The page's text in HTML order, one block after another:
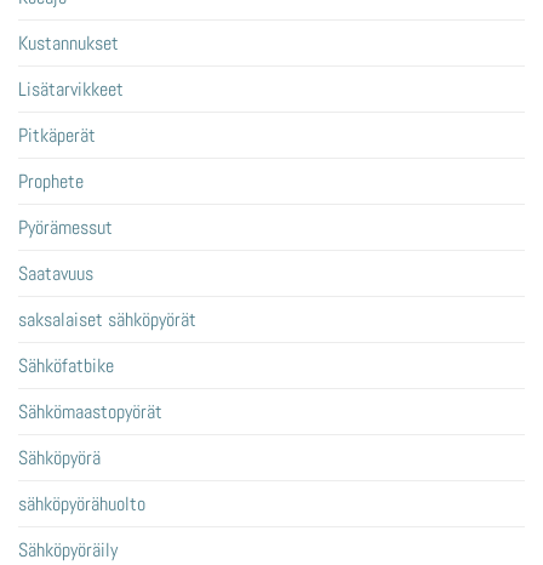
Kustannukset
Lisätarvikkeet
Pitkäperät
Prophete
Pyörämessut
Saatavuus
saksalaiset sähköpyörät
Sähköfatbike
Sähkömaastopyörät
Sähköpyörä
sähköpyörähuolto
Sähköpyöräily